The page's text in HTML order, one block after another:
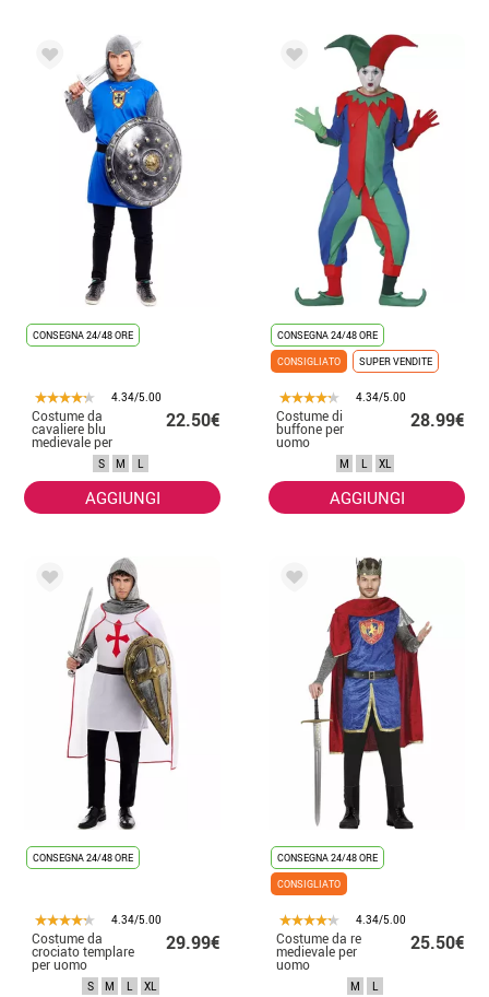
CONSEGNA 24/48 ORE
4.34/5.00
Costume da
cavaliere blu
medievale per
22.50€
S M L
AGGIUNGI
CONSEGNA 24/48 ORE
CONSIGLIATO
SUPER VENDITE
4.34/5.00
Costume di
buffone per
uomo
28.99€
M L XL
AGGIUNGI
CONSEGNA 24/48 ORE
4.34/5.00
Costume da
crociato templare
per uomo
29.99€
S M L XL
CONSEGNA 24/48 ORE
CONSIGLIATO
4.34/5.00
Costume da re
medievale per
uomo
25.50€
M L